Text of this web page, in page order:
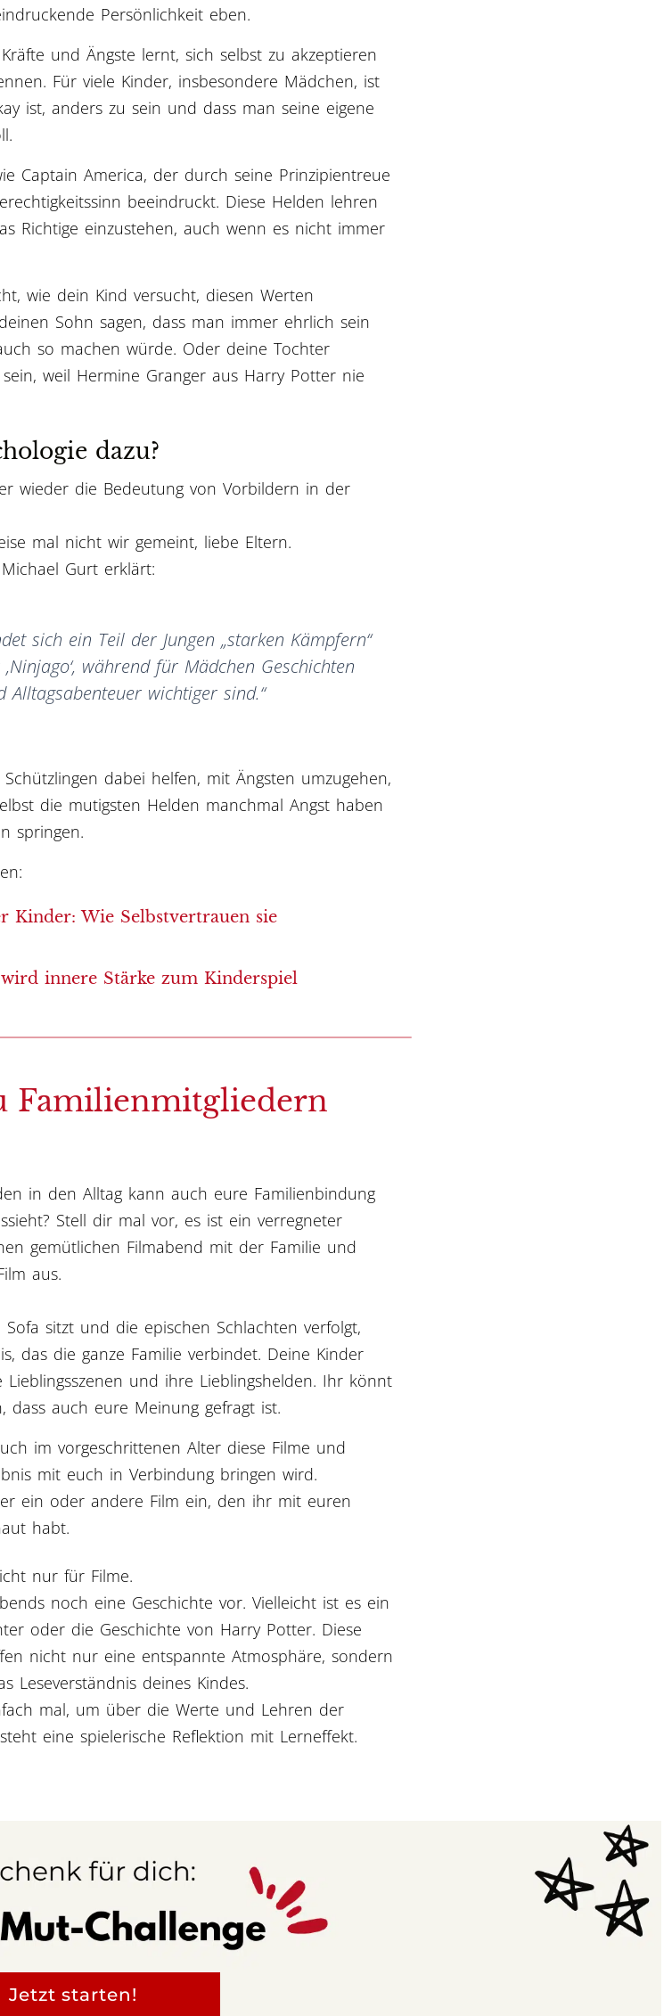
Persönlichkeit eben.
und Ängste lernt, sich selbst zu akzeptieren
Für viele Kinder, insbesondere Mädchen, ist
ist, anders zu sein und dass man seine eigene
Captain America, der durch seine Prinzipientreue
beeindruckt. Diese Helden lehren
Richtige einzustehen, auch wenn es nicht immer
wie dein Kind versucht, diesen Werten
Sohn sagen, dass man immer ehrlich sein
so machen würde. Oder deine Tochter
weil Hermine Granger aus Harry Potter nie
dazu?
wieder die Bedeutung von Vorbildern in der
mal nicht wir gemeint, liebe Eltern.
Gurt erklärt:
sich ein Teil der Jungen „starken Kämpfern“
während für Mädchen Geschichten
wichtiger sind.“
dabei helfen, mit Ängsten umzugehen,
die mutigsten Helden manchmal Angst haben
springen.
Kinder: Wie Selbstvertrauen sie
innere Stärke zum Kinderspiel
Familienmitgliedern
in den Alltag kann auch eure Familienbindung
Stell dir mal vor, es ist ein verregneter
gemütlichen Filmabend mit der Familie und
aus.
sitzt und die epischen Schlachten verfolgt,
das die ganze Familie verbindet. Deine Kinder
und ihre Lieblingshelden. Ihr könnt
dass auch eure Meinung gefragt ist.
im vorgeschrittenen Alter diese Filme und
mit euch in Verbindung bringen wird.
ein oder andere Film ein, den ihr mit euren
habt.
nur für Filme.
noch eine Geschichte vor. Vielleicht ist es ein
oder die Geschichte von Harry Potter. Diese
nicht nur eine entspannte Atmosphäre, sondern
Leseverständnis deines Kindes.
mal, um über die Werte und Lehren der
eine spielerische Reflektion mit Lerneffekt.
Jetzt starten!